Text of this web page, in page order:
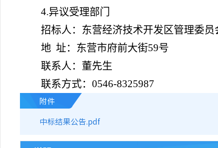
4.异议受理部门
招标人：东营经济技术开发区管理委员
地 址：东营市府前大街59号
联系人：董先生
联系方式： 0546-8325987
附件
中标结果公告.pdf